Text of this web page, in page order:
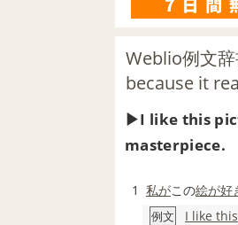
Weblio例文
because it
I like this
masterpiece.
1 私がこの絵が好
例文 I like this